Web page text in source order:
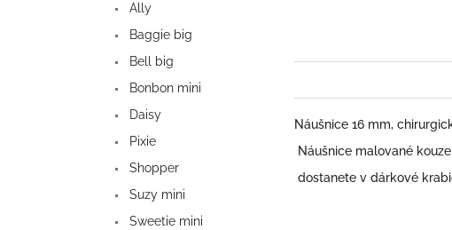
Ally
Baggie big
Bell big
Bonbon mini
Daisy
Pixie
Shopper
Suzy mini
Sweetie mini
Náušnice 16 mm,
Náušnice malované
dostanete v dárkové